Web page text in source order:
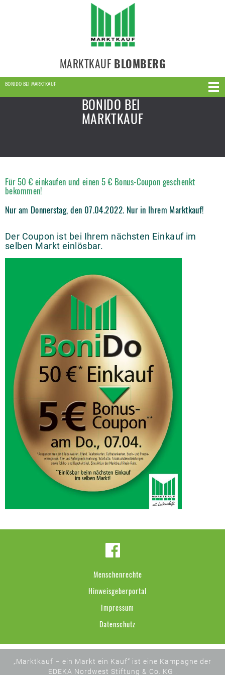
MARKTKAUF BLOMBERG
BONIDO BEI MARKTKAUF
BONIDO BEI
MARKTKAUF
Für 50 € einkaufen und einen 5 € Bonus-Coupon geschenkt
bekommen!
Nur am Donnerstag, den 07.04.2022. Nur in Ihrem Marktkauf!
Der Coupon ist bei Ihrem nächsten Einkauf im
selben Markt einlösbar.
Menschenrechte
Hinweisgeberportal
Impressum
Datenschutz
„Marktkauf – ein Markt ein Kauf“ ist eine Kampagne der
EDEKA Nordwest Stiftung & Co. KG .